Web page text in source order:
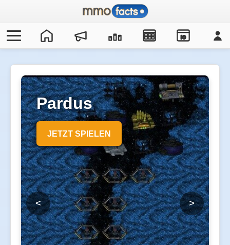
IO
Pardus
JETZT SPIELEN
< >